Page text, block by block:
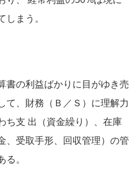
しまう。
の利益ばかりに目がゆき売
て、財務（Ｂ／Ｓ）に理解力
ち支 出（資金繰り）、在庫
、受取手形、回収管理）の管
る。